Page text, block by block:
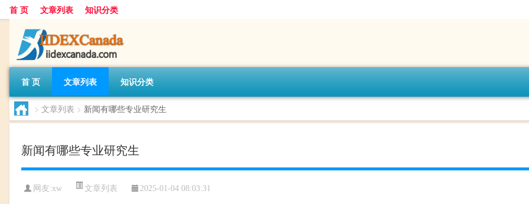
首 页 文章列表 知识分类
首 页 文章列表 知识分类
> 文章列表 > 新闻有哪些专业研究生
新闻有哪些专业研究生
网友:xw 文章列表 2025-01-04 08:03:31